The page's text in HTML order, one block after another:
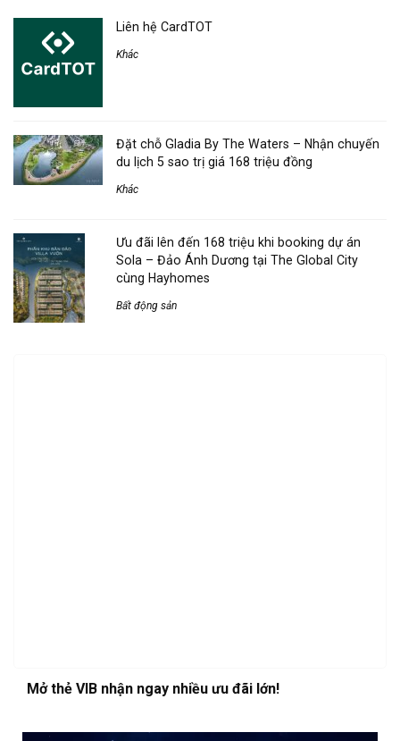
Liên hệ CardTOT
Khác
Đặt chỗ Gladia By The Waters – Nhận chuyến
du lịch 5 sao trị giá 168 triệu đồng
Khác
Ưu đãi lên đến 168 triệu khi booking dự án
Sola – Đảo Ánh Dương tại The Global City
cùng Hayhomes
Bất động sản
Mở thẻ VIB nhận ngay nhiều ưu đãi lớn!